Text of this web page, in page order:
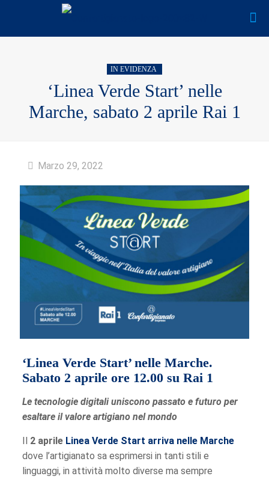
IN EVIDENZA
‘Linea Verde Start’ nelle
Marche, sabato 2 aprile Rai 1
Marzo 29, 2022
‘Linea Verde Start’ nelle Marche.
Sabato 2 aprile ore 12.00 su Rai 1
Le tecnologie digitali uniscono passato e futuro per
esaltare il valore artigiano nel mondo
Il 2 aprile Linea Verde Start arriva nelle Marche
dove l’artigianato sa esprimersi in tanti stili e
linguaggi, in attività molto diverse ma sempre